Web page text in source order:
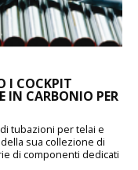
I COCKPIT
IN CARBONIO PER
tubazioni per telai e
sua collezione di
di componenti dedicati